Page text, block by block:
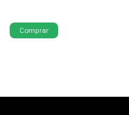
Comprar